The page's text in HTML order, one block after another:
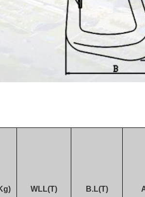
WLL(T) B.L(T)